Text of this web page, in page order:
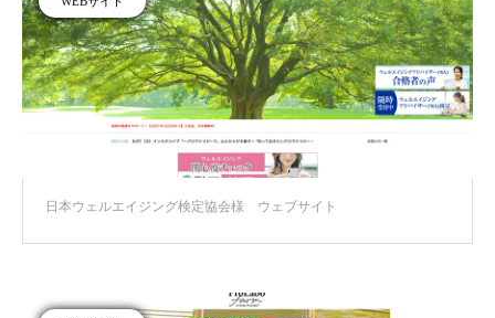
日本ウェルエイジング検定協会様 ウェブサイト